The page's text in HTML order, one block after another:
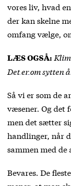
vores liv, hvad
der kan skelne
omfang vælge,
LÆS OGSÅ:
Det er om sytten
Så vi er som de
væsener. Og det
men det sætter
handlinger, når
sammen med de
Bevares. De